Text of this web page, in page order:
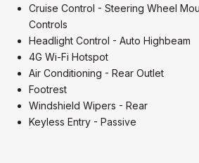
Cruise Control - Steering Wheel
Controls
Headlight Control - Auto Highbeam
4G Wi-Fi Hotspot
Air Conditioning - Rear Outlet
Footrest
Windshield Wipers - Rear
Keyless Entry - Passive